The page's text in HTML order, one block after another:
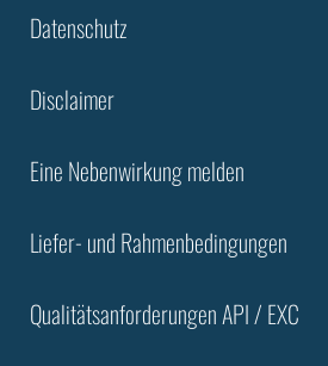
Datenschutz
Disclaimer
Eine Nebenwirkung melden
Liefer- und Rahmenbedingungen
Qualitätsanforderungen API / EXC